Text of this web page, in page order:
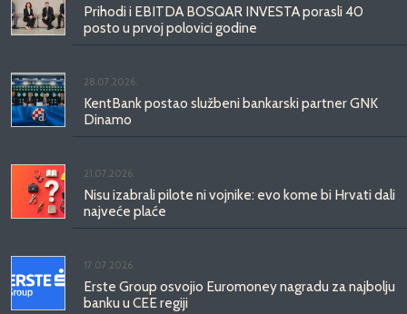
Prihodi i EBITDA BOSQAR INVESTA porasli 40
posto u prvoj polovici godine
28.07.2026.
KentBank postao službeni bankarski partner GNK
Dinamo
21.07.2026.
Nisu izabrali pilote ni vojnike: evo kome bi Hrvati dali
najveće plaće
17.07.2026.
Erste Group osvojio Euromoney nagradu za najbolju
banku u CEE regiji